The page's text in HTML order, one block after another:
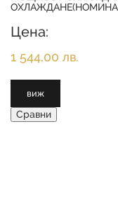
Цена:
1 544,00 лв.
виж
Сравни